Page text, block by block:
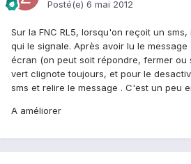
Posté(e) 6 mai 2012
Sur la FNC RL5, lorsqu'on reçoit un
qui le signale. Après avoir lu le
écran (on peut soit répondre, fermer ou
vert clignote toujours, et pour le
sms et relire le message . C'est un peu
A améliorer